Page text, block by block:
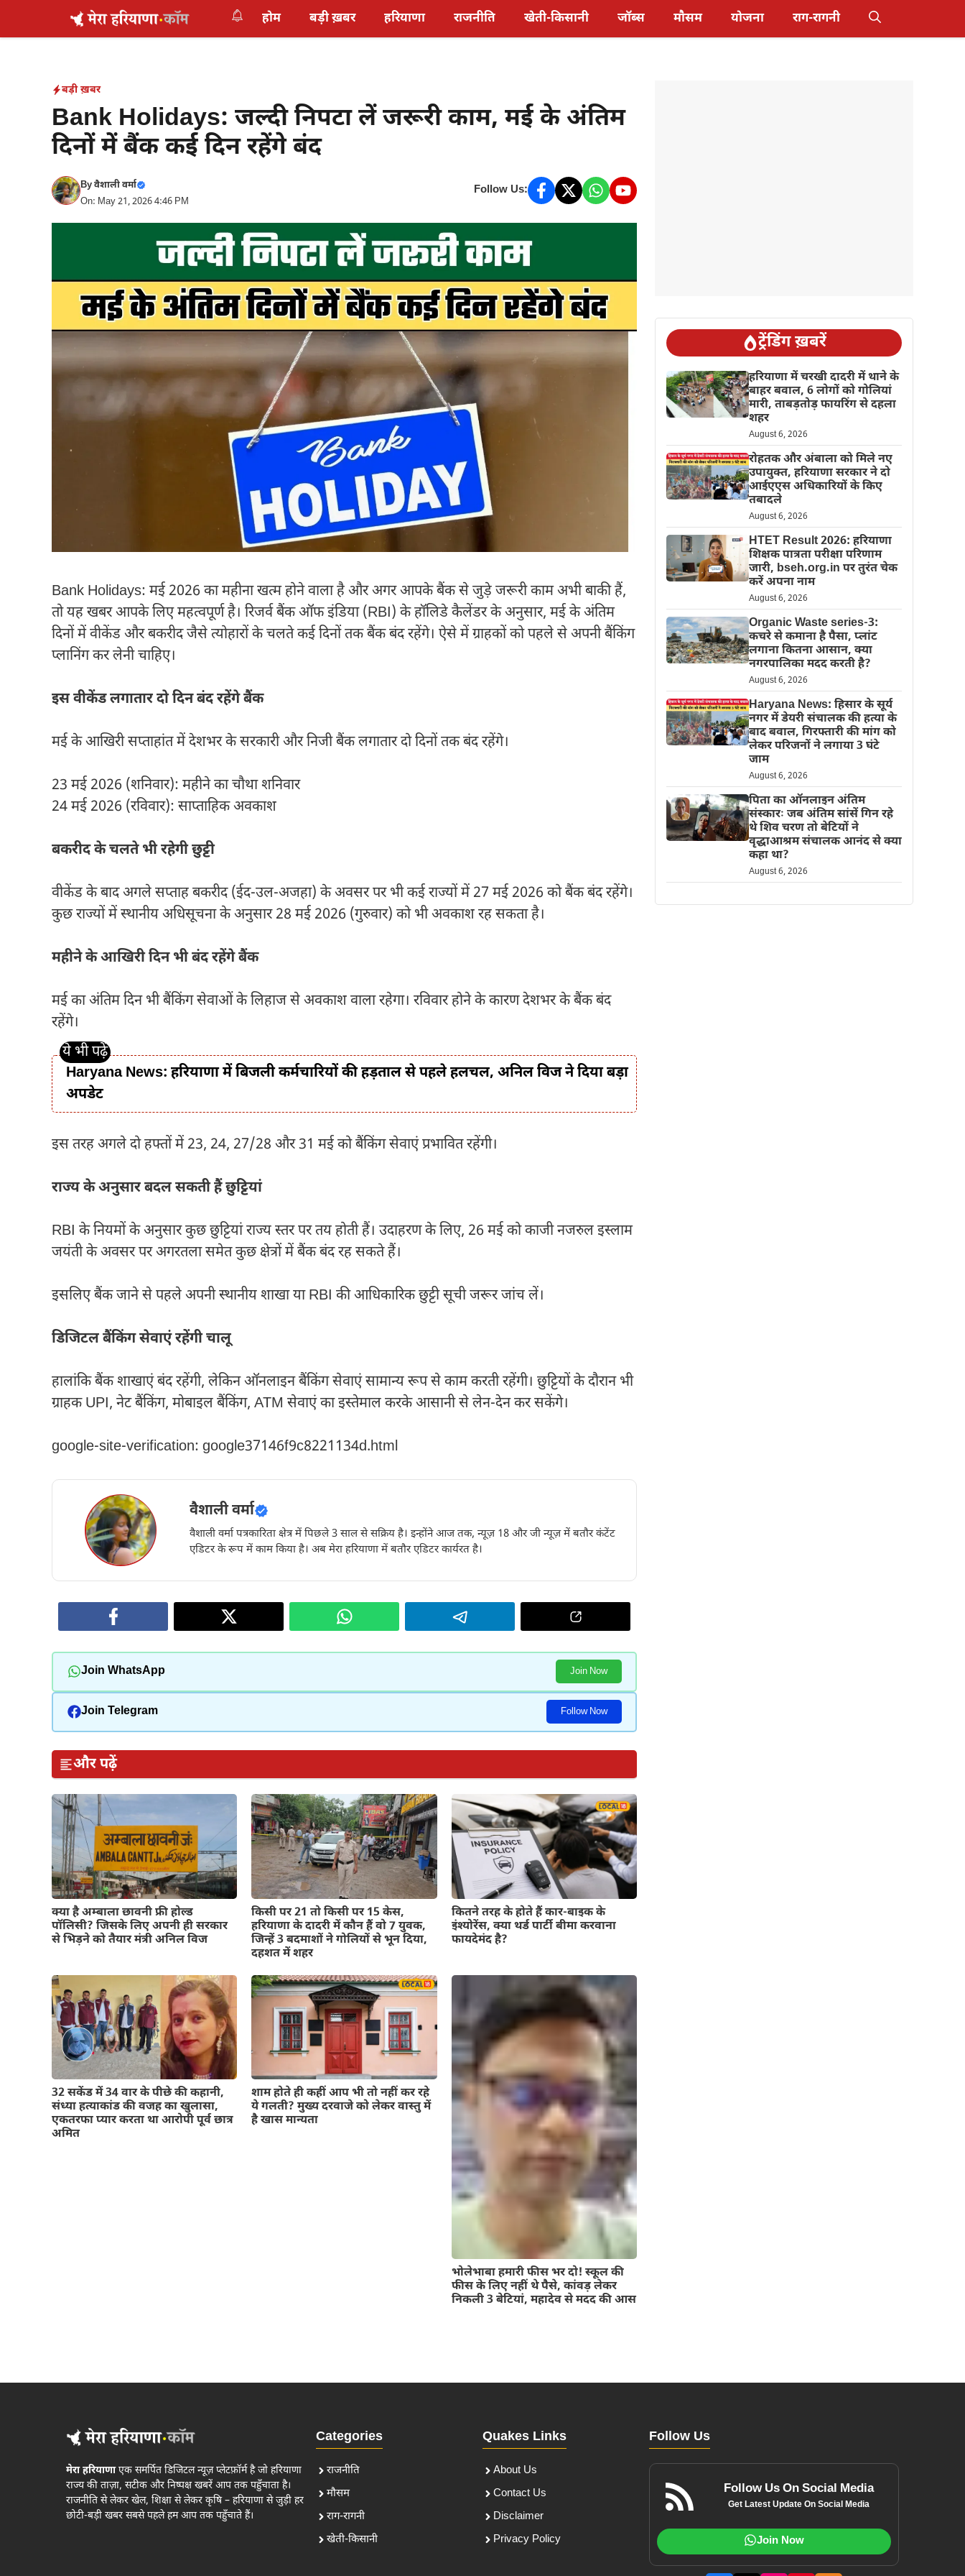
होम बड़ी ख़बर हरियाणा राजनीति खेती-किसानी जॉब्स मौसम योजना राग-रागनी
बड़ी ख़बर
Bank Holidays: जल्दी निपटा लें जरूरी काम, मई के अंतिम
दिनों में बैंक कई दिन रहेंगे बंद
Byवैशाली वर्मा
On: May 21, 2026 4:46 PM
Follow Us:
Bank Holidays: मई 2026 का महीना खत्म होने वाला है और अगर आपके बैंक से जुड़े जरूरी काम अभी बाकी हैं,
तो यह खबर आपके लिए महत्वपूर्ण है। रिजर्व बैंक ऑफ इंडिया (RBI) के हॉलिडे कैलेंडर के अनुसार, मई के अंतिम
दिनों में वीकेंड और बकरीद जैसे त्योहारों के चलते कई दिनों तक बैंक बंद रहेंगे। ऐसे में ग्राहकों को पहले से अपनी बैंकिंग
प्लानिंग कर लेनी चाहिए।
इस वीकेंड लगातार दो दिन बंद रहेंगे बैंक
मई के आखिरी सप्ताहांत में देशभर के सरकारी और निजी बैंक लगातार दो दिनों तक बंद रहेंगे।
23 मई 2026 (शनिवार): महीने का चौथा शनिवार
24 मई 2026 (रविवार): साप्ताहिक अवकाश
बकरीद के चलते भी रहेगी छुट्टी
वीकेंड के बाद अगले सप्ताह बकरीद (ईद-उल-अजहा) के अवसर पर भी कई राज्यों में 27 मई 2026 को बैंक बंद रहेंगे।
कुछ राज्यों में स्थानीय अधिसूचना के अनुसार 28 मई 2026 (गुरुवार) को भी अवकाश रह सकता है।
महीने के आखिरी दिन भी बंद रहेंगे बैंक
मई का अंतिम दिन भी बैंकिंग सेवाओं के लिहाज से अवकाश वाला रहेगा। रविवार होने के कारण देशभर के बैंक बंद
रहेंगे।
Haryana News: हरियाणा में बिजली कर्मचारियों की हड़ताल से पहले हलचल, अनिल विज ने दिया बड़ा
अपडेट
इस तरह अगले दो हफ्तों में 23, 24, 27/28 और 31 मई को बैंकिंग सेवाएं प्रभावित रहेंगी।
राज्य के अनुसार बदल सकती हैं छुट्टियां
RBI के नियमों के अनुसार कुछ छुट्टियां राज्य स्तर पर तय होती हैं। उदाहरण के लिए, 26 मई को काजी नजरुल इस्लाम
जयंती के अवसर पर अगरतला समेत कुछ क्षेत्रों में बैंक बंद रह सकते हैं।
इसलिए बैंक जाने से पहले अपनी स्थानीय शाखा या RBI की आधिकारिक छुट्टी सूची जरूर जांच लें।
डिजिटल बैंकिंग सेवाएं रहेंगी चालू
हालांकि बैंक शाखाएं बंद रहेंगी, लेकिन ऑनलाइन बैंकिंग सेवाएं सामान्य रूप से काम करती रहेंगी। छुट्टियों के दौरान भी
ग्राहक UPI, नेट बैंकिंग, मोबाइल बैंकिंग, ATM सेवाएं का इस्तेमाल करके आसानी से लेन-देन कर सकेंगे।
google-site-verification: google37146f9c8221134d.html
वैशाली वर्मा
वैशाली वर्मा पत्रकारिता क्षेत्र में पिछले 3 साल से सक्रिय है। इन्होंने आज तक, न्यूज़ 18 और जी न्यूज़ में बतौर कंटेंट
एडिटर के रूप में काम किया है। अब मेरा हरियाणा में बतौर एडिटर कार्यरत है।
Join WhatsApp Join Now
Join Telegram Follow Now
और पढ़ें
क्या है अम्बाला छावनी फ्री होल्ड
पॉलिसी? जिसके लिए अपनी ही सरकार
से भिड़ने को तैयार मंत्री अनिल विज
किसी पर 21 तो किसी पर 15 केस,
हरियाणा के दादरी में कौन हैं वो 7 युवक,
जिन्हें 3 बदमाशों ने गोलियों से भून दिया,
दहशत में शहर
कितने तरह के होते हैं कार-बाइक के
इंश्योरेंस, क्या थर्ड पार्टी बीमा करवाना
फायदेमंद है?
32 सकेंड में 34 वार के पीछे की कहानी,
संध्या हत्याकांड की वजह का खुलासा,
एकतरफा प्यार करता था आरोपी पूर्व छात्र
अमित
शाम होते ही कहीं आप भी तो नहीं कर रहे
ये गलती? मुख्य दरवाजे को लेकर वास्तु में
है खास मान्यता
भोलेभाबा हमारी फीस भर दो! स्कूल की
फीस के लिए नहीं थे पैसे, कांवड़ लेकर
निकली 3 बेटियां, महादेव से मदद की आस
ट्रेंडिंग ख़बरें
हरियाणा में चरखी दादरी में थाने के
बाहर बवाल, 6 लोगों को गोलियां
मारी, ताबड़तोड़ फायरिंग से दहला
शहर
August 6, 2026
रोहतक और अंबाला को मिले नए
उपायुक्त, हरियाणा सरकार ने दो
आईएएस अधिकारियों के किए
तबादले
August 6, 2026
HTET Result 2026: हरियाणा
शिक्षक पात्रता परीक्षा परिणाम
जारी, bseh.org.in पर तुरंत चेक
करें अपना नाम
August 6, 2026
Organic Waste series-3:
कचरे से कमाना है पैसा, प्लांट
लगाना कितना आसान, क्या
नगरपालिका मदद करती है?
August 6, 2026
Haryana News: हिसार के सूर्य
नगर में डेयरी संचालक की हत्या के
बाद बवाल, गिरफ्तारी की मांग को
लेकर परिजनों ने लगाया 3 घंटे
जाम
August 6, 2026
पिता का ऑनलाइन अंतिम
संस्कारः जब अंतिम सांसें गिन रहे
थे शिव चरण तो बेटियों ने
वृद्धाआश्रम संचालक आनंद से क्या
कहा था?
August 6, 2026
मेरा हरियाणाएक समर्पित डिजिटल न्यूज़ प्लेटफ़ॉर्म है जो हरियाणा
राज्य की ताज़ा, सटीक और निष्पक्ष खबरें आप तक पहुँचाता है।
राजनीति से लेकर खेल, शिक्षा से लेकर कृषि – हरियाणा से जुड़ी हर
छोटी-बड़ी खबर सबसे पहले हम आप तक पहुँचाते हैं।
Categories
राजनीति
मौसम
राग-रागनी
खेती-किसानी
Quakes Links
About Us
Contact Us
Disclaimer
Privacy Policy
Follow Us
Follow Us On Social Media
Get Latest Update On Social Media
Join Now